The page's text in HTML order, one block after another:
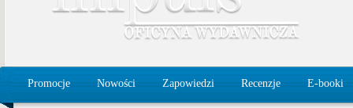
Promocje Nowości Zapowiedzi Recenzje E-booki